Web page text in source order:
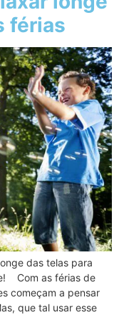
férias
das telas para
Com as férias de
começam a pensar
que tal usar esse